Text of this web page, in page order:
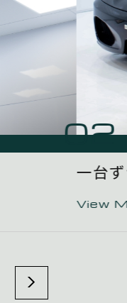
02
一台
View